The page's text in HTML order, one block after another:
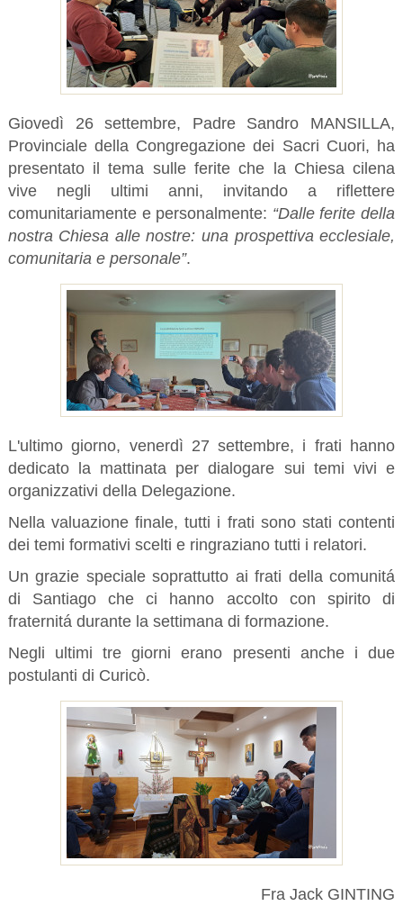
Giovedì 26 settembre, Padre Sandro MANSILLA,
Provinciale della Congregazione dei Sacri Cuori, ha
presentato il tema sulle ferite che la Chiesa cilena
vive negli ultimi anni, invitando a riflettere
comunitariamente e personalmente: “Dalle ferite della
nostra Chiesa alle nostre: una prospettiva ecclesiale,
comunitaria e personale”.
L'ultimo giorno, venerdì 27 settembre, i frati hanno
dedicato la mattinata per dialogare sui temi vivi e
organizzativi della Delegazione.
Nella valuazione finale, tutti i frati sono stati contenti
dei temi formativi scelti e ringraziano tutti i relatori.
Un grazie speciale soprattutto ai frati della comunitá
di Santiago che ci hanno accolto con spirito di
fraternitá durante la settimana di formazione.
Negli ultimi tre giorni erano presenti anche i due
postulanti di Curicò.
Fra Jack GINTING